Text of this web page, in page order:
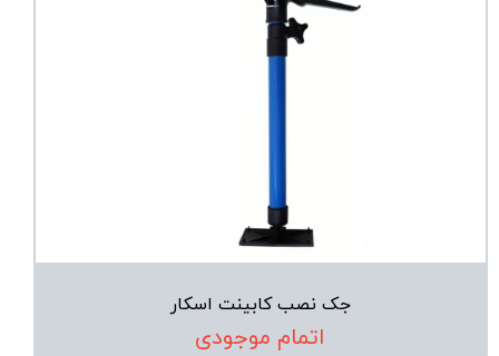
جک نصب کابینت اسکار
اتمام موجودی